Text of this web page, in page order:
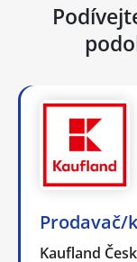
Prodavač/
Kaufland